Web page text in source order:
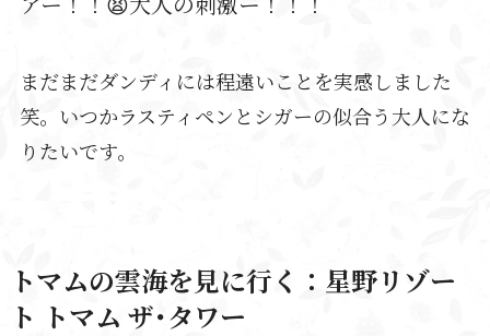
まだまだダンディには程遠いことを実感しました
笑。 いつかラスティペンとシガーの似合う大人にな
りたいです。
トマムの雲海を見に行く：星野リゾー
ト トマム ザ･タワー